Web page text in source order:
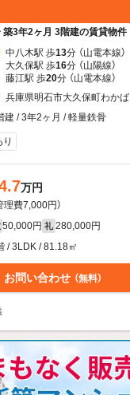
3年2ヶ月 3階建の賃貸物件
中八木駅 歩13分 （山電本線）
大久保駅 歩16分 （山陽線）
藤江駅 歩20分 （山電本線）
兵庫県明石市大久保町わかば
建 / 3年2ヶ月 / 軽量鉄骨
万円
理費7,000円）
50,000円 礼 280,000円
/ 3LDK / 81.18㎡
お問い合わせ （無料）